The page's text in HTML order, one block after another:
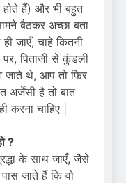
हैं) और भी बहुत
बैठकर अच्छा बता
जाएँ, चाहे कितनी
पर, पिताजी से कुंडली
जाते थे, आप तो फिर
अर्जेंसी है तो बात
चाहिए |
?
के साथ जाएँ, जैसे
जाते हैं कि वो